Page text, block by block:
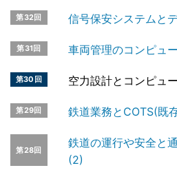
第32回 信号保安システムと
第31回 車両管理のコンピュ
第30回 空力設計とコンピュ
第29回 鉄道業務とCOTS(既
第28回
鉄道の運行や安全と
(2)